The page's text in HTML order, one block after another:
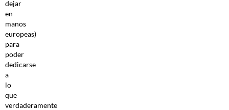
dejar
en
manos
europeas)
para
poder
dedicarse
a
lo
que
verdaderamente